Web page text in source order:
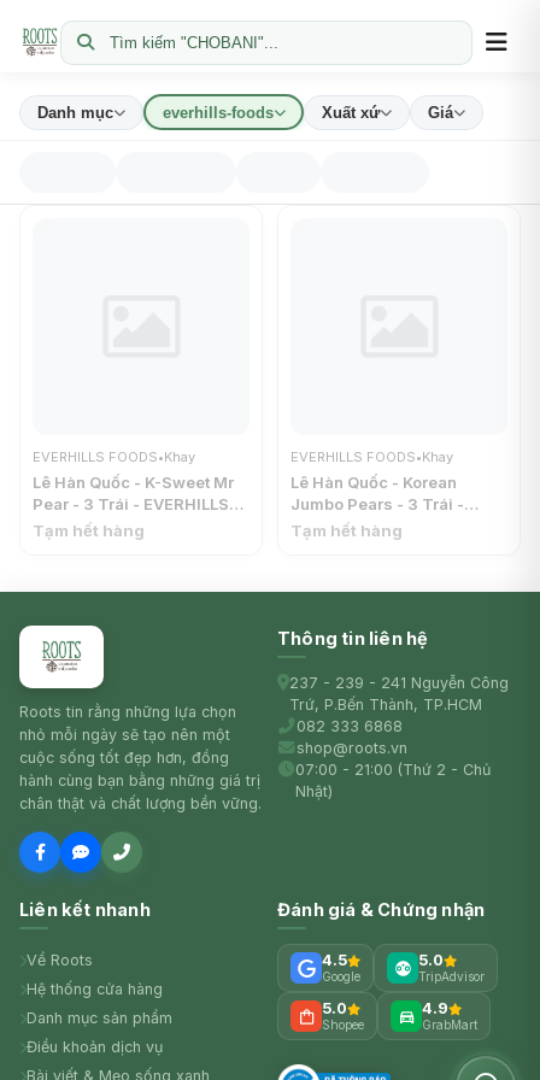
Tìm kiếm "CHOBANI"...
Danh mục everhills-foods Xuất xứ Giá
EVERHILLS FOODS•Khay
Lê Hàn Quốc - K-Sweet Mr
Pear - 3 Trái - EVERHILLS
FOODS
Tạm hết hàng
EVERHILLS FOODS•Khay
Lê Hàn Quốc - Korean
Jumbo Pears - 3 Trái -
EVERHILLS FOODS
Tạm hết hàng
Roots tin rằng những lựa chọn
nhỏ mỗi ngày sẽ tạo nên một
cuộc sống tốt đẹp hơn, đồng
hành cùng bạn bằng những giá trị
chân thật và chất lượng bền vững.
Thông tin liên hệ
237 - 239 - 241 Nguyễn Công
Trứ, P.Bến Thành, TP.HCM
082 333 6868
shop@roots.vn
07:00 - 21:00 (Thứ 2 - Chủ
Nhật)
Liên kết nhanh
Về Roots
Hệ thống cửa hàng
Danh mục sản phẩm
Điều khoản dịch vụ
Bài viết & Mẹo sống xanh
Đánh giá & Chứng nhận
4.5
Google
5.0
TripAdvisor
5.0
Shopee
4.9
GrabMart